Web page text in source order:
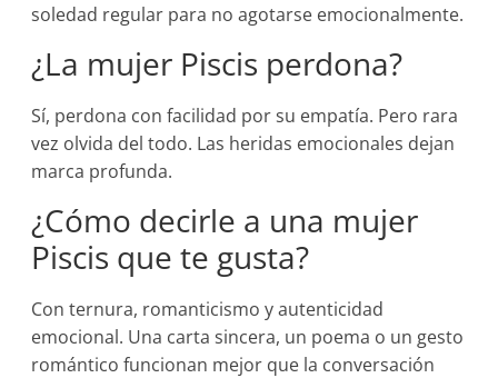
soledad regular para no agotarse emocionalmente.
¿La mujer Piscis perdona?
Sí, perdona con facilidad por su empatía. Pero rara
vez olvida del todo. Las heridas emocionales dejan
marca profunda.
¿Cómo decirle a una mujer
Piscis que te gusta?
Con ternura, romanticismo y autenticidad
emocional. Una carta sincera, un poema o un gesto
romántico funcionan mejor que la conversación